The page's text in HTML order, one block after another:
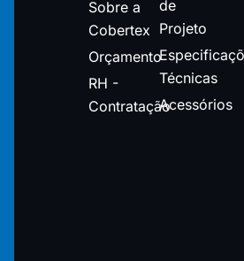
Sobre a
Cobertex
Orçamento
RH -
Contratação
de
Projeto
Técnicas
Acessórios